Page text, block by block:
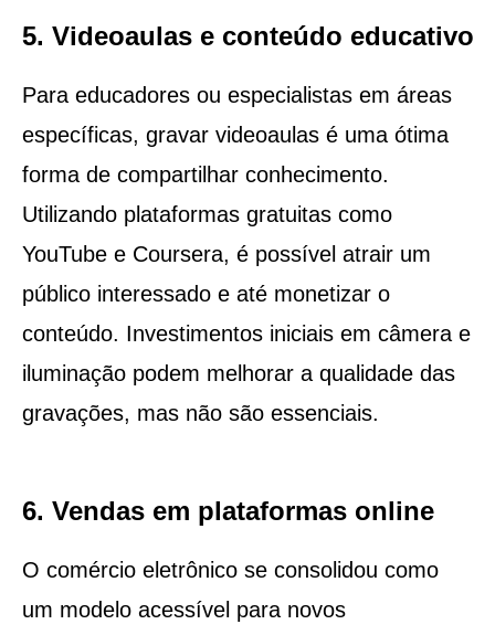
5. Videoaulas e conteúdo educativo
Para educadores ou especialistas em áreas
específicas, gravar videoaulas é uma ótima
forma de compartilhar conhecimento.
Utilizando plataformas gratuitas como
YouTube e Coursera, é possível atrair um
público interessado e até monetizar o
conteúdo. Investimentos iniciais em câmera e
iluminação podem melhorar a qualidade das
gravações, mas não são essenciais.
6. Vendas em plataformas online
O comércio eletrônico se consolidou como
um modelo acessível para novos